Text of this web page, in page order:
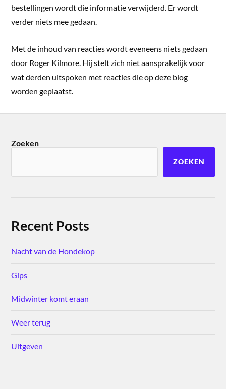
bestellingen wordt die informatie verwijderd. Er wordt
verder niets mee gedaan.
Met de inhoud van reacties wordt eveneens niets gedaan
door Roger Kilmore. Hij stelt zich niet aansprakelijk voor
wat derden uitspoken met reacties die op deze blog
worden geplaatst.
Zoeken
ZOEKEN
Recent Posts
Nacht van de Hondekop
Gips
Midwinter komt eraan
Weer terug
Uitgeven